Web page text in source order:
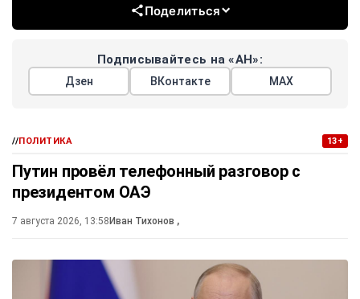
Поделиться
Подписывайтесь на «АН»:
Дзен ВКонтакте МАХ
//ПОЛИТИКА 13+
Путин провёл телефонный разговор с
президентом ОАЭ
7 августа 2026, 13:58Иван Тихонов ,